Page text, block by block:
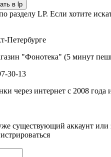
в lp
разделу LP. Если хотите
Петербурге
"Фонотека" (5 минут
30-13
через интернет c 2008 года
существующий аккаунт или